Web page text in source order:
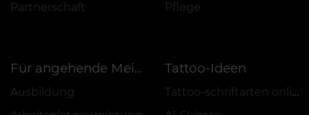
Partnerschaft
Pflege
Für angehende Meister
Ausbildung
Tattoo-Ideen
Tattoo-schriftarten online